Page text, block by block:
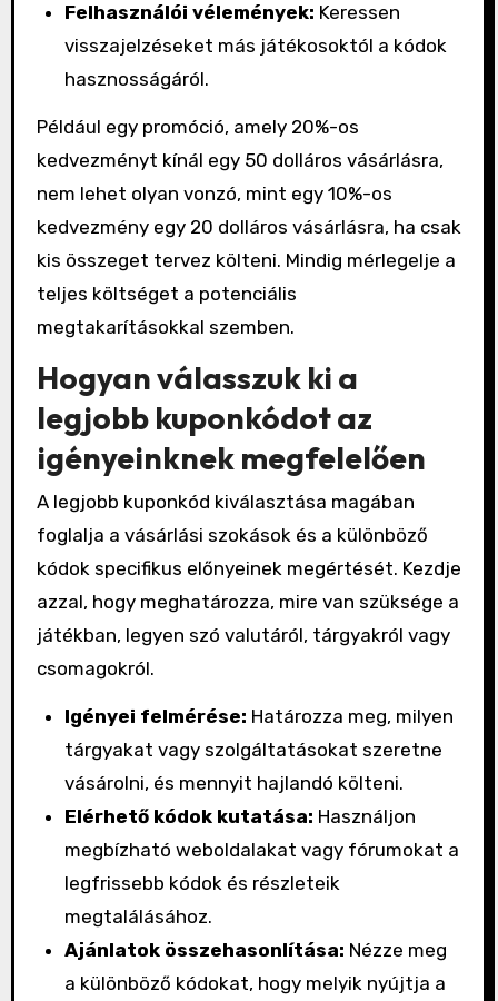
Felhasználói vélemények: Keressen
visszajelzéseket más játékosoktól a kódok
hasznosságáról.
Például egy promóció, amely 20%-os
kedvezményt kínál egy 50 dolláros vásárlásra,
nem lehet olyan vonzó, mint egy 10%-os
kedvezmény egy 20 dolláros vásárlásra, ha csak
kis összeget tervez költeni. Mindig mérlegelje a
teljes költséget a potenciális
megtakarításokkal szemben.
Hogyan válasszuk ki a
legjobb kuponkódot az
igényeinknek megfelelően
A legjobb kuponkód kiválasztása magában
foglalja a vásárlási szokások és a különböző
kódok specifikus előnyeinek megértését. Kezdje
azzal, hogy meghatározza, mire van szüksége a
játékban, legyen szó valutáról, tárgyakról vagy
csomagokról.
Igényei felmérése: Határozza meg, milyen
tárgyakat vagy szolgáltatásokat szeretne
vásárolni, és mennyit hajlandó költeni.
Elérhető kódok kutatása: Használjon
megbízható weboldalakat vagy fórumokat a
legfrissebb kódok és részleteik
megtalálásához.
Ajánlatok összehasonlítása: Nézze meg
a különböző kódokat, hogy melyik nyújtja a